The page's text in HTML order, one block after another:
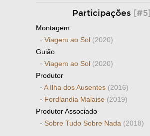
Participações [#5]
Montagem
· Viagem ao Sol (2020)
Guião
· Viagem ao Sol (2020)
Produtor
· A Ilha dos Ausentes (2016)
· Fordlandia Malaise (2019)
Produtor Associado
· Sobre Tudo Sobre Nada (2018)